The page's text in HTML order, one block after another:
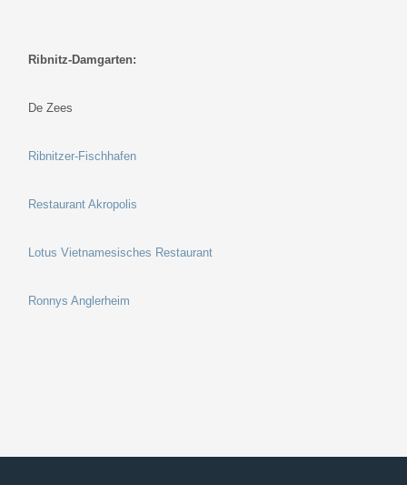
Ribnitz-Damgarten:
De Zees
Ribnitzer-Fischhafen
Restaurant Akropolis
Lotus Vietnamesisches Restaurant
Ronnys Anglerheim